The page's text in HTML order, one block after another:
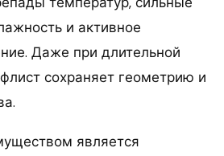
и активное
Даже при длительной
сохраняет геометрию и
является